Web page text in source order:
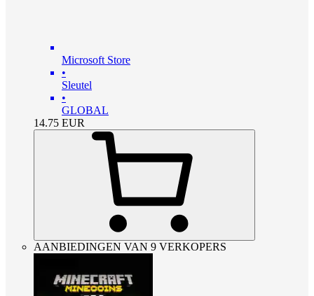
Microsoft Store
•
Sleutel
•
GLOBAL
14.75 EUR
AANBIEDINGEN VAN 9 VERKOPERS